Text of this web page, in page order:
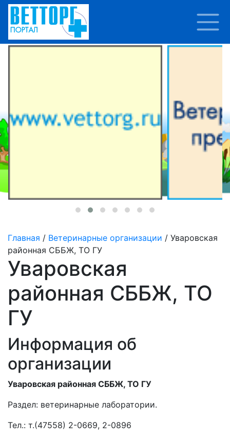
Главная / Ветеринарные организации / Уваровская
районная СББЖ, ТО ГУ
Уваровская
районная СББЖ, ТО
ГУ
Информация об
организации
Уваровская районная СББЖ, ТО ГУ
Раздел: ветеринарные лаборатории.
Тел.: т.(47558) 2-0669, 2-0896